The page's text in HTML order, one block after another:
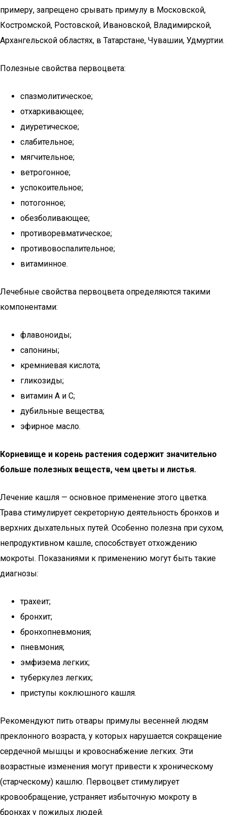
примеру, запрещено срывать примулу в Московской,
Костромской, Ростовской, Ивановской, Владимирской,
Архангельской областях, в Татарстане, Чувашии, Удмуртии.
Полезные свойства первоцвета:
спазмолитическое;
отхаркивающее;
диуретическое;
слабительное;
мягчительное;
ветрогонное;
успокоительное;
потогонное;
обезболивающее;
противоревматическое;
противовоспалительное;
витаминное.
Лечебные свойства первоцвета определяются такими
компонентами:
флавоноиды;
сапонины;
кремниевая кислота;
гликозиды;
витамин А и С;
дубильные вещества;
эфирное масло.
Корневище и корень растения содержит значительно
больше полезных веществ, чем цветы и листья.
Лечение кашля — основное применение этого цветка.
Трава стимулирует секреторную деятельность бронхов и
верхних дыхательных путей. Особенно полезна при сухом,
непродуктивном кашле, способствует отхождению
мокроты. Показаниями к применению могут быть такие
диагнозы:
трахеит;
бронхит;
бронхопневмония;
пневмония;
эмфизема легких;
туберкулез легких;
приступы коклюшного кашля.
Рекомендуют пить отвары примулы весенней людям
преклонного возраста, у которых нарушается сокращение
сердечной мышцы и кровоснабжение легких. Эти
возрастные изменения могут привести к хроническому
(старческому) кашлю. Первоцвет стимулирует
кровообращение, устраняет избыточную мокроту в
бронхах у пожилых людей.